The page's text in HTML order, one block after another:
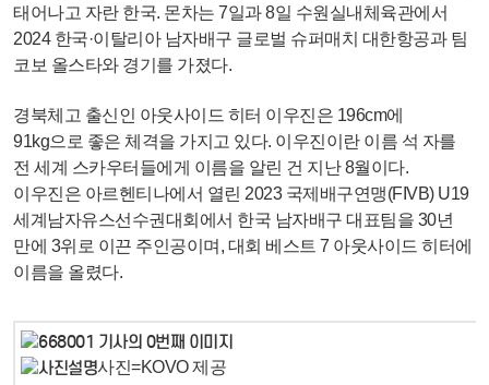
태어나고 자란 한국. 몬차는 7일과 8일 수원실내체육관에서
2024 한국·이탈리아 남자배구 글로벌 슈퍼매치 대한항공과 팀
코보 올스타와 경기를 가졌다.
경북체고 출신인 아웃사이드 히터 이우진은 196cm에
91kg으로 좋은 체격을 가지고 있다. 이우진이란 이름 석 자를
전 세계 스카우터들에게 이름을 알린 건 지난 8월이다.
이우진은 아르헨티나에서 열린 2023 국제배구연맹(FIVB) U19
세계남자유스선수권대회에서 한국 남자배구 대표팀을 30년
만에 3위로 이끈 주인공이며, 대회 베스트 7 아웃사이드 히터에
이름을 올렸다.
사진=KOVO 제공